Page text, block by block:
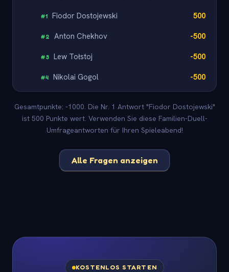
#1 Fiodor Dostojewski 500
#2 Anton Chekhov -500
#3 Lew Tołstoj -500
#4 Nikolai Gogol -500
Gesamtpunkte: -1000. Die Nr. 1 Antwort "Fiodor Dostojewski"
ist 500 Punkte wert. Verwenden Sie diese Familien-Duell-
Umfrageantworten für Ihren Spieleabend!
Alle Fragen anzeigen
KOSTENLOS STARTEN